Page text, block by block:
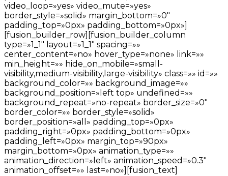
video_loop=»yes» video_mute=»yes»
border_style=»solid» margin_bottom=»0″
padding_top=»0px» padding_bottom=»0px»]
[fusion_builder_row][fusion_builder_column
type=»1_1″ layout=»1_1″ spacing=»»
center_content=»no» hover_type=»none» link=»»
min_height=»» hide_on_mobile=»small-
visibility,medium-visibility,large-visibility» class=»» id=»»
background_color=»» background_image=»»
background_position=»left top» undefined=»»
background_repeat=»no-repeat» border_size=»0″
border_color=»» border_style=»solid»
border_position=»all» padding_top=»0px»
padding_right=»0px» padding_bottom=»0px»
padding_left=»0px» margin_top=»90px»
margin_bottom=»0px» animation_type=»»
animation_direction=»left» animation_speed=»0.3″
animation_offset=»» last=»no»][fusion_text]